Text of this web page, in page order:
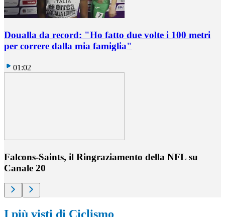
Doualla da record: "Ho fatto due volte i 100 metri
per correre dalla mia famiglia"
01:02
Falcons-Saints, il Ringraziamento della NFL su
Canale 20
I più visti di Ciclismo